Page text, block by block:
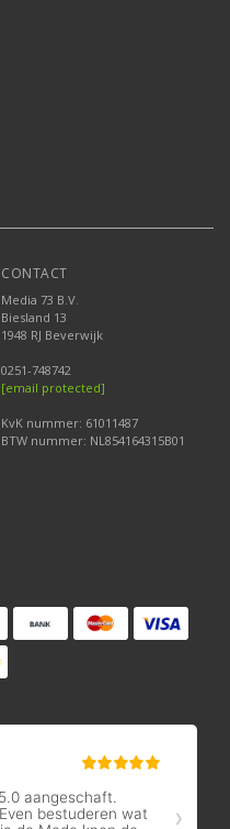
CONTACT
Media 73 B.V.
Biesland 13
1948 RJ Beverwijk
0251-748742
[email protected]
KvK nummer: 61011487
BTW nummer: NL854164315B01